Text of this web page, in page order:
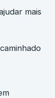
mais